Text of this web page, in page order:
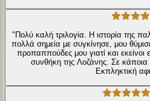
"Πολύ καλή τριλογία. Η ιστορία της
πολλά σημεία με συγκίνησε, μου
προπαππούδες μου γιατί και εκείνοι
συνθήκη της Λοζάνης. Σε κάποια
Εκπληκτική